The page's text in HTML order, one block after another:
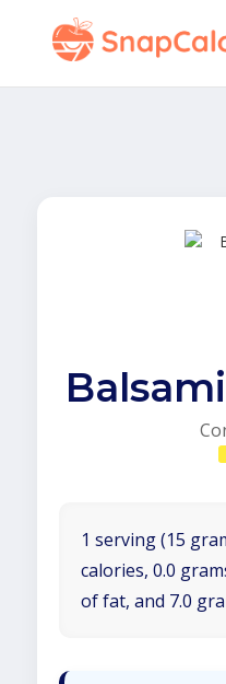
1 serving (15
calories, 0.0
of fat, and 7.0